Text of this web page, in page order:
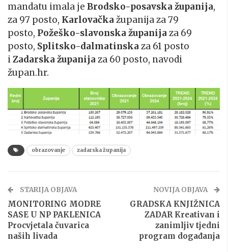
mandatu imala je Brodsko-posavska županija,
za 97 posto, Karlovačka županija za 79
posto, Požeško-slavonska županija za 69
posto, Splitsko-dalmatinska za 61 posto
iZadarska županija za 60 posto, navodi
župan.hr.
obrazovanje zadarska županija
STARIJA OBJAVA
MONITORING MODRE
SASE U NP PAKLENICA
Procvjetala čuvarica
naših livada
NOVIJA OBJAVA
GRADSKA KNJIŽNICA
ZADAR Kreativan i
zanimljiv tjedni
program događanja